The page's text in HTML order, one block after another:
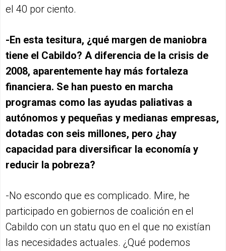
el 40 por ciento.
-En esta tesitura, ¿qué margen de maniobra
tiene el Cabildo? A diferencia de la crisis de
2008, aparentemente hay más fortaleza
financiera. Se han puesto en marcha
programas como las ayudas paliativas a
autónomos y pequeñas y medianas empresas,
dotadas con seis millones, pero ¿hay
capacidad para diversificar la economía y
reducir la pobreza?
-No escondo que es complicado. Mire, he
participado en gobiernos de coalición en el
Cabildo con un statu quo en el que no existían
las necesidades actuales. ¿Qué podemos